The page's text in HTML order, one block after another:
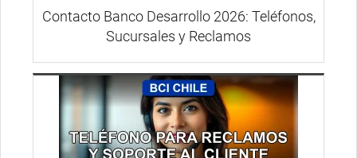
Contacto Banco Desarrollo 2026: Teléfonos,
Sucursales y Reclamos